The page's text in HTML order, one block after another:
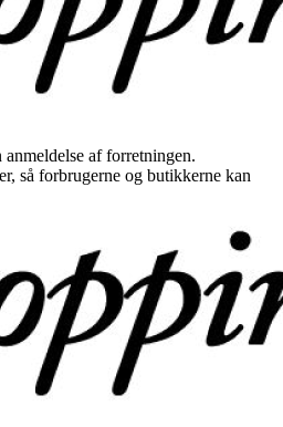
af forretningen.
så forbrugerne og butikkerne kan